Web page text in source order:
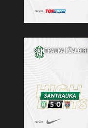
SANTRAUKA |